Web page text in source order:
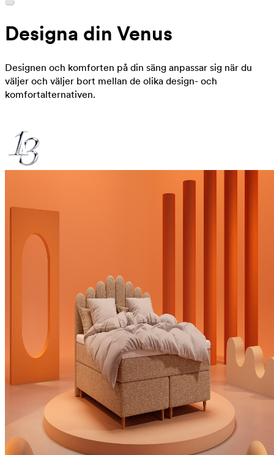
Designa din Venus
Designen och komforten på din säng anpassar sig när du
väljer och väljer bort mellan de olika design- och
komfortalternativen.